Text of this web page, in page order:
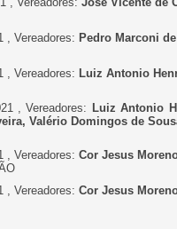
, Vereadores: Pedro Marconi
, Vereadores: Luiz Antonio
, Vereadores:
Luiz Antonio
Valério Domingos de
, Vereadores: Cor Jesus
, Vereadores: Cor Jesus